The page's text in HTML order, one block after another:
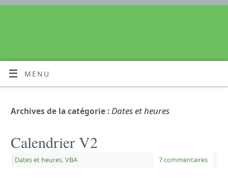
MENU
Archives de la catégorie :Dates et heures
Calendrier V2
| Dates et heures, VBA 7 commentaires